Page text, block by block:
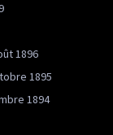
1896
1895
1894